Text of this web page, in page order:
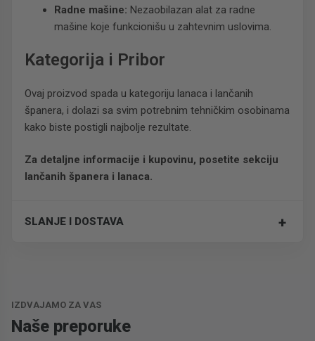
Radne mašine: Nezaobilazan alat za radne
mašine koje funkcionišu u zahtevnim uslovima.
Kategorija i Pribor
Ovaj proizvod spada u kategoriju lanaca i lančanih
španera, i dolazi sa svim potrebnim tehničkim osobinama
kako biste postigli najbolje rezultate.
Za detaljne informacije i kupovinu, posetite sekciju
lančanih španera i lanaca.
SLANJE I DOSTAVA +
IZDVAJAMO ZA VAS
Naše preporuke